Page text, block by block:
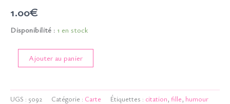
1.00€
Disponibilité : 1 en stock
Ajouter au panier
UGS : 5092 Catégorie : Carte Étiquettes : citation, fille, humour